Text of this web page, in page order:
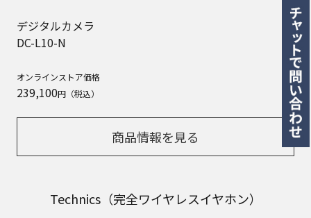
デジタルカメラ
DC-L10-N
オンラインストア価格
239,100円（税込）
商品情報を見る
Technics（完全ワイヤレスイヤホン）